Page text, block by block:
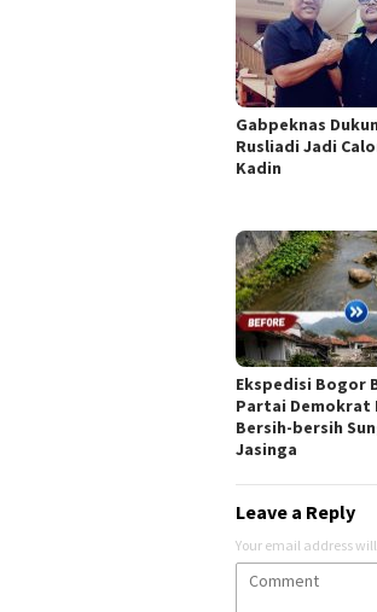
Gabpeknas
Rusliadi Jadi
Kadin
Ekspedisi Bogor
Partai Demokrat
Bersih-bersih
Jasinga
Leave a Reply
Your email address